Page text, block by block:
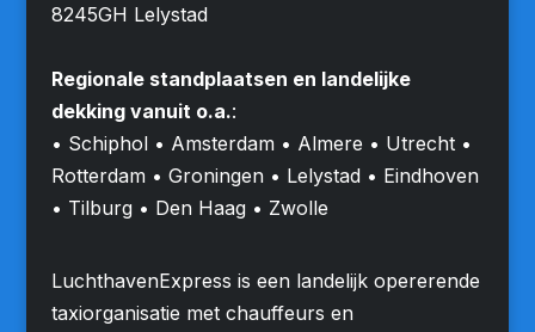
8245GH Lelystad
Regionale standplaatsen en landelijke
dekking vanuit o.a.:
• Schiphol • Amsterdam • Almere • Utrecht •
Rotterdam • Groningen • Lelystad • Eindhoven
• Tilburg • Den Haag • Zwolle
LuchthavenExpress is een landelijk opererende
taxiorganisatie met chauffeurs en